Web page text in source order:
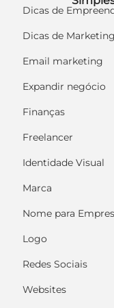
Dicas de
Dicas de Marketing
Email marketing
Expandir negócio
Finanças
Freelancer
Identidade Visual
Marca
Nome para
Logo
Redes Sociais
Websites